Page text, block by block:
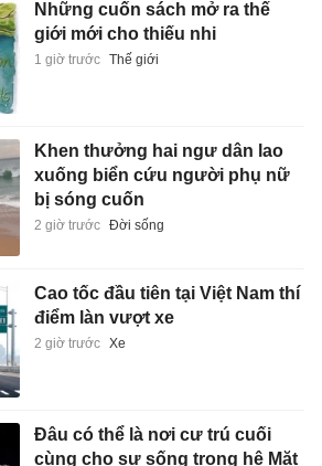
Những cuốn sách mở ra thế
giới mới cho thiếu nhi
1 giờ trước Thế giới
Khen thưởng hai ngư dân lao
xuống biển cứu người phụ nữ
bị sóng cuốn
2 giờ trước Đời sống
Cao tốc đầu tiên tại Việt Nam thí
điểm làn vượt xe
2 giờ trước Xe
Đâu có thể là nơi cư trú cuối
cùng cho sự sống trong hệ Mặt